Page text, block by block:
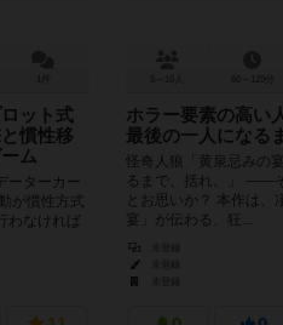
ット式
慣性移
ム
ーターカー
が慣性方式
わなければ
ホラー要素の高い
最後の一人になる
怪奇人狼「黄泉忌みの
るまで、括れ。」 ――
とお思いか？ 本作は、
宴」が伝わる、狂...